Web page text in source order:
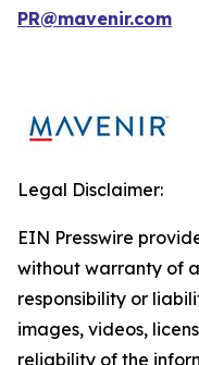
PR@mavenir.com
Legal Disclaimer:
EIN Presswire
without warranty of
responsibility or
images, videos,
reliability of the